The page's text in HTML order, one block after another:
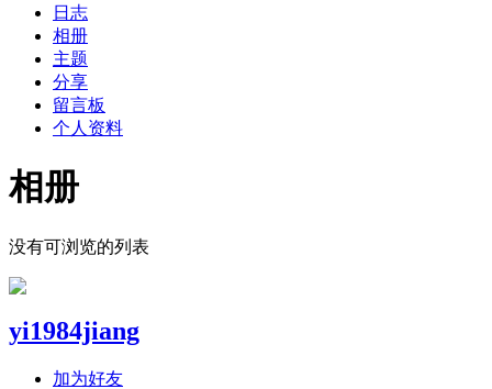
日志
相册
主题
分享
留言板
个人资料
相册
没有可浏览的列表
yi1984jiang
加为好友